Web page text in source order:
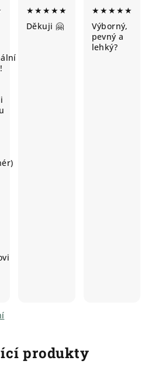
★★★★★
Děkuji 🤗
★★★★★
Výborný,
pevný a
lehký?
produkty